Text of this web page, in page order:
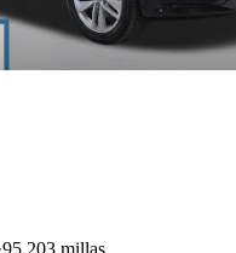
95,203 millas